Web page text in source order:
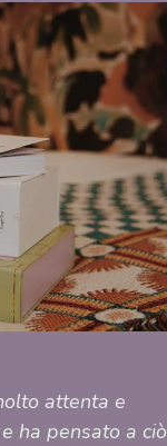
attenta e
ha pensato a ciò